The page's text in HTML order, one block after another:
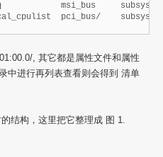
msi_bus
pci_bus/
, 其它都是属性文件和属性
中进行再列表查看则会得到 清单
结构，这里把它整理成 图 1.